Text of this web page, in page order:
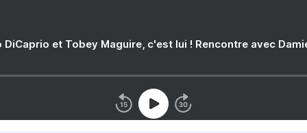
DiCaprio et Tobey Maguire, c'est lui ! Rencontre avec